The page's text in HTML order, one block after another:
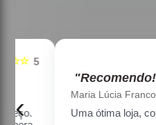
"Recomendo!!!"
Maria Lúcia Franco Paião
Uma ótima loja, com
‹